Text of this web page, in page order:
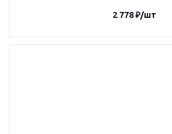
2 778₽/шт